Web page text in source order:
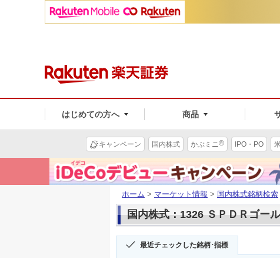
はじめての方へ 商品
キャンペーン 国内株式 かぶミニ® IPO・PO
ホーム > マーケット情報 > 国内株式銘柄検索
国内株式：1326 ＳＰＤＲゴー
最近チェックした銘柄･指標